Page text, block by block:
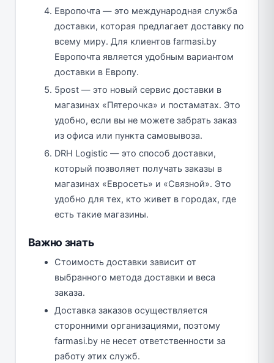
Европочта — это международная служба
доставки, которая предлагает доставку по
всему миру. Для клиентов farmasi.by
Европочта является удобным вариантом
доставки в Европу.
5post — это новый сервис доставки в
магазинах «Пятерочка» и постаматах. Это
удобно, если вы не можете забрать заказ
из офиса или пункта самовывоза.
DRH Logistic — это способ доставки,
который позволяет получать заказы в
магазинах «Евросеть» и «Связной». Это
удобно для тех, кто живет в городах, где
есть такие магазины.
Важно знать
Стоимость доставки зависит от
выбранного метода доставки и веса
заказа.
Доставка заказов осуществляется
сторонними организациями, поэтому
farmasi.by не несет ответственности за
работу этих служб.